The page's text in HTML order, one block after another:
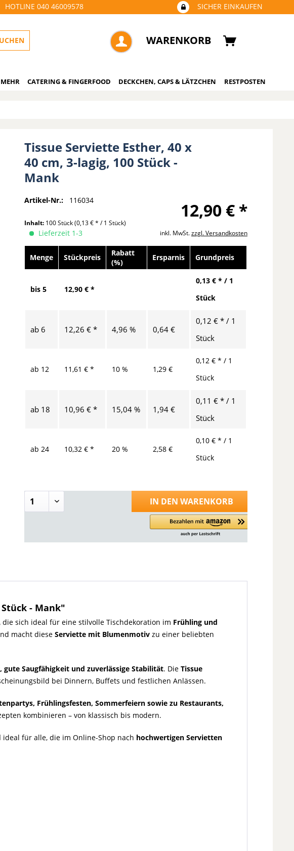
HOTLINE 040 46009578 SICHER EINKAUFEN
WARENKORB
CATERING & FINGERFOOD DECKCHEN, CAPS & LÄTZCHEN RESTPOSTEN
Tissue Serviette Esther, 40 x
40 cm, 3-lagig, 100 Stück -
Mank
Artikel-Nr.: 116034 12,90 € *
Inhalt: 100 Stück(0,13 € * / 1 Stück)
inkl. MwSt.zzgl. Versandkosten
Lieferzeit 1-3
Menge Stückpreis
Rabatt
(%)
Ersparnis Grundpreis
bis5 12,90 € *
0,13 € * / 1
Stück
ab6 12,26 € * 4,96 % 0,64 €
0,12 € * / 1
Stück
ab 12 11,61 € * 10 % 1,29 €
0,12 € * / 1
Stück
ab 18 10,96 € * 15,04 % 1,94 €
0,11 € * / 1
Stück
ab24 10,32 € * 20 % 2,58 €
0,10 € * / 1
Stück
IN DEN WARENKORB
- Mank"
die sich ideal für eine stilvolle Tischdekoration im Frühling und
macht diese Serviette mit Blumenmotiv zu einer beliebten
gute Saugfähigkeit und zuverlässige Stabilität. Die Tissue
bei Dinnern, Buffets und festlichen Anlässen.
Frühlingsfesten, Sommerfeiern sowie zu Restaurants,
kombinieren – von klassisch bis modern.
für alle, die im Online-Shop nach hochwertigen Servietten